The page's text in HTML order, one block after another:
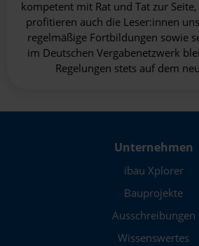
kompetent mit Rat und Tat zur
profitieren auch die Leser:innen
regelmäßige Fortbildungen sowie
im Deutschen Vergabenetzwerk
Regelungen stets auf dem
Unternehmen
ibau Xplorer
Bauprojekte
Ausschreibungen
Wissenswertes